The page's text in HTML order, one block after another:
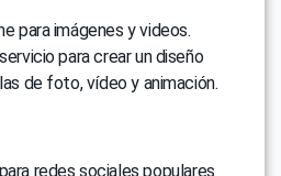
para imágenes y videos.
para crear un diseño
de foto, vídeo y animación.
redes sociales populares